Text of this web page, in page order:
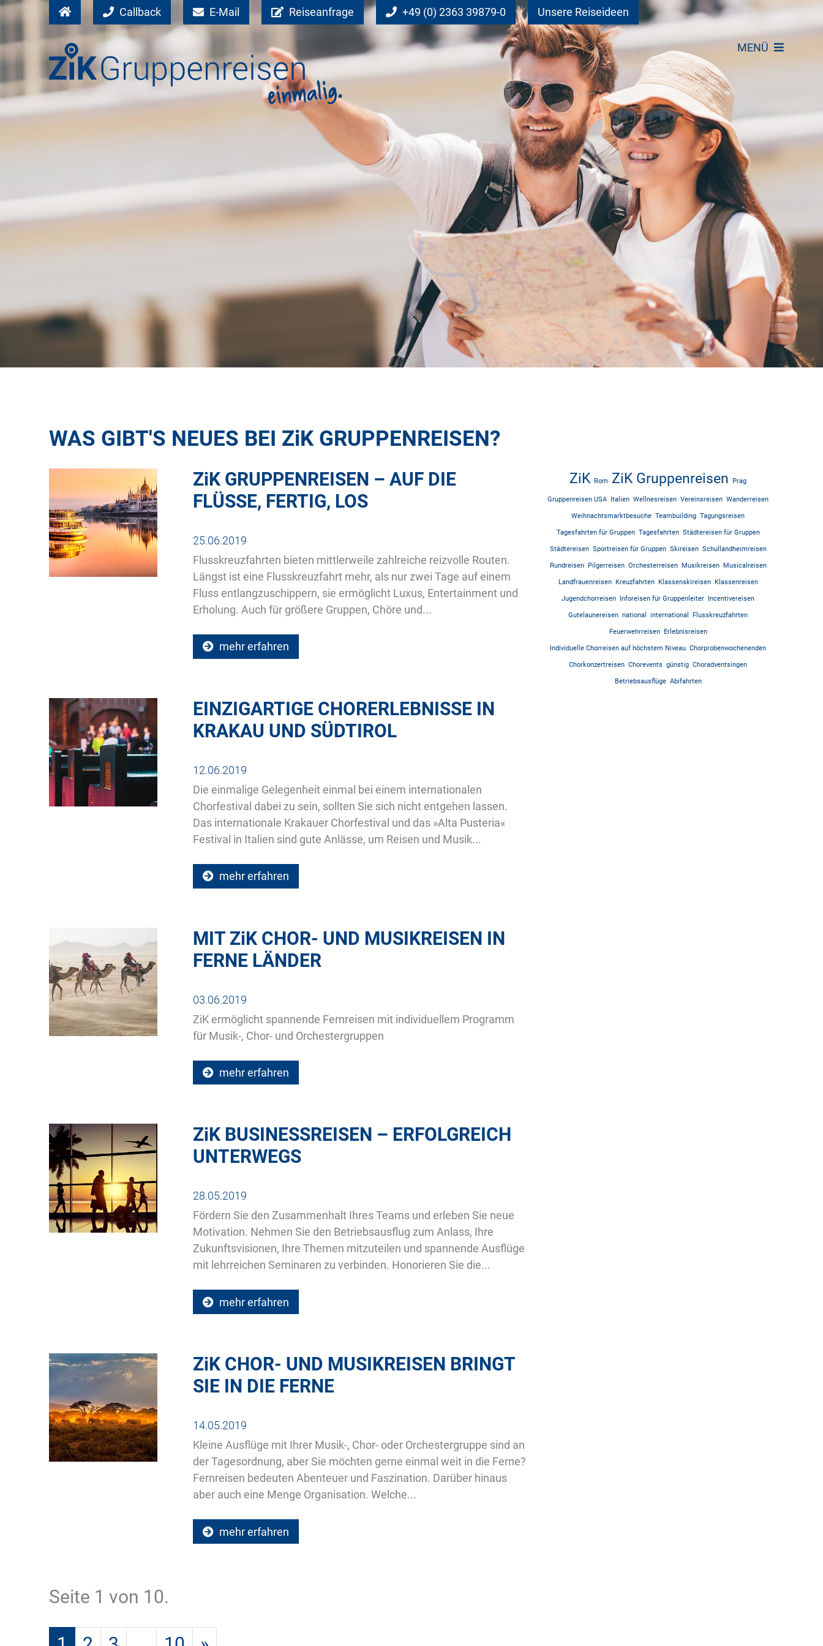
Callback E-Mail Reiseanfrage +49 (0) 2363 39879-0 Unsere Reiseideen
MENÜ
WAS GIBT'S NEUES BEI ZiKGRUPPENREISEN?
ZiKGRUPPENREISEN – AUF DIE
FLÜSSE, FERTIG, LOS
25.06.2019
Flusskreuzfahrten bieten mittlerweile zahlreiche reizvolle Routen.
Längst ist eine Flusskreuzfahrt mehr, als nur zwei Tage auf einem
Fluss entlangzuschippern, sie ermöglicht Luxus, Entertainment und
Erholung. Auch für größere Gruppen, Chöre und...
mehr erfahren
EINZIGARTIGE CHORERLEBNISSE IN
KRAKAU UND SÜDTIROL
12.06.2019
Die einmalige Gelegenheit einmal bei einem internationalen
Chorfestival dabei zu sein, sollten Sie sich nicht entgehen lassen.
Das internationale Krakauer Chorfestival und das »Alta Pusteria«
Festival in Italien sind gute Anlässe, um Reisen und Musik...
mehr erfahren
MIT ZiKCHOR- UND MUSIKREISEN IN
FERNE LÄNDER
03.06.2019
ZiK ermöglicht spannende Fernreisen mit individuellem Programm
für Musik-, Chor- und Orchestergruppen
mehr erfahren
ZiKBUSINESSREISEN – ERFOLGREICH
UNTERWEGS
28.05.2019
Fördern Sie den Zusammenhalt Ihres Teams und erleben Sie neue
Motivation. Nehmen Sie den Betriebsausflug zum Anlass, Ihre
Zukunftsvisionen, Ihre Themen mitzuteilen und spannende Ausflüge
mit lehrreichen Seminaren zu verbinden. Honorieren Sie die...
mehr erfahren
ZiKCHOR- UND MUSIKREISEN BRINGT
SIE IN DIE FERNE
14.05.2019
Kleine Ausflüge mit Ihrer Musik-, Chor- oder Orchestergruppe sind an
der Tagesordnung, aber Sie möchten gerne einmal weit in die Ferne?
Fernreisen bedeuten Abenteuer und Faszination. Darüber hinaus
aber auch eine Menge Organisation. Welche...
mehr erfahren
Seite 1 von 10.
ZiK Rom ZiK Gruppenreisen Prag
Gruppenreisen USA Italien Wellnesreisen Vereinsreisen Wanderreisen
Weihnachtsmarktbesuche Teambuilding Tagungsreisen
Tagesfahrten für Gruppen Tagesfahrten Städtereisen für Gruppen
Städtereisen Sportreisen für Gruppen Skireisen Schullandheimreisen
Rundreisen Pilgerreisen Orchesterreisen Musikreisen Musicalreisen
Landfrauenreisen Kreuzfahrten Klassenskireisen Klassenreisen
Jugendchorreisen Inforeisen für Gruppenleiter Incentivereisen
Gutelaunereisen national international Flusskreuzfahrten
Feuerwehrreisen Erlebnisreisen
Individuelle Chorreisen auf höchstem Niveau Chorprobenwochenenden
Chorkonzertreisen Chorevents günstig Choradventsingen
Betriebsausflüge Abifahrten